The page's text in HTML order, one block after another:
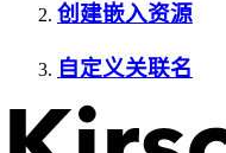
创建嵌入资源
自定义关联名